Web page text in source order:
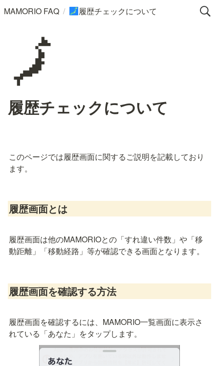
MAMORIO FAQ / 🗾履歴チェックについて
🗾
履歴チェックについて
このページでは履歴画面に関するご説明を記載しており
ます。
履歴画面とは
履歴画面は他のMAMORIOとの「すれ違い件数」や「移
動距離」「移動経路」等が確認できる画面となります。
履歴画面を確認する方法
履歴画面を確認するには、MAMORIO一覧画面に表示さ
れている「あなた」をタップします。